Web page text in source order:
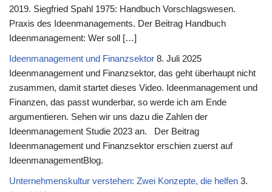
2019. Siegfried Spahl 1975: Handbuch Vorschlagswesen.
Praxis des Ideenmanagements. Der Beitrag Handbuch
Ideenmanagement: Wer soll […]
Ideenmanagement und Finanzsektor 8. Juli 2025
Ideenmanagement und Finanzsektor, das geht überhaupt nicht
zusammen, damit startet dieses Video. Ideenmanagement und
Finanzen, das passt wunderbar, so werde ich am Ende
argumentieren. Sehen wir uns dazu die Zahlen der
Ideenmanagement Studie 2023 an. Der Beitrag
Ideenmanagement und Finanzsektor erschien zuerst auf
IdeenmanagementBlog.
Unternehmenskultur verstehen: Zwei Konzepte, die helfen 3.